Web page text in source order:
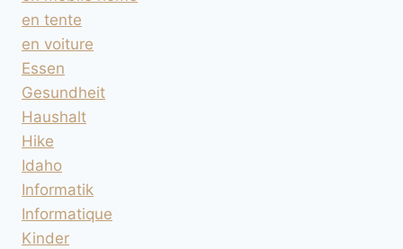
en tente
en voiture
Essen
Gesundheit
Haushalt
Hike
Idaho
Informatik
Informatique
Kinder